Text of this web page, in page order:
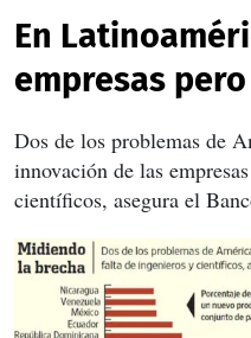
En
empresas
Dos de los problemas de
innovación de las
científicos, asegura el